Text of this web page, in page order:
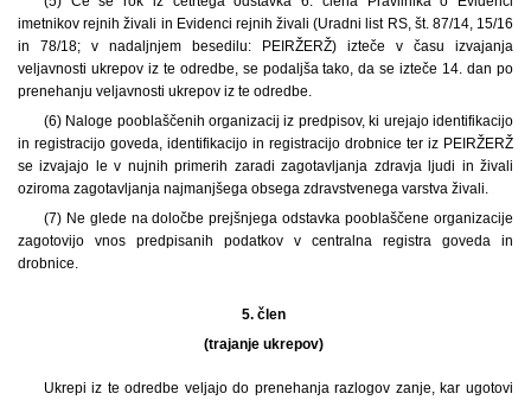
imetnikov rejnih živali in Evidenci rejnih živali (Uradni list RS, št. 87/14, 15/16
in 78/18; v nadaljnjem besedilu: PEIRŽERŽ) izteče v času izvajanja
veljavnosti ukrepov iz te odredbe, se podaljša tako, da se izteče 14. dan po
prenehanju veljavnosti ukrepov iz te odredbe.
(6) Naloge pooblaščenih organizacij iz predpisov, ki urejajo identifikacijo
in registracijo goveda, identifikacijo in registracijo drobnice ter iz PEIRŽERŽ
se izvajajo le v nujnih primerih zaradi zagotavljanja zdravja ljudi in živali
oziroma zagotavljanja najmanjšega obsega zdravstvenega varstva živali.
(7) Ne glede na določbe prejšnjega odstavka pooblaščene organizacije
zagotovijo vnos predpisanih podatkov v centralna registra goveda in
drobnice.
5. člen
(trajanje ukrepov)
Ukrepi iz te odredbe veljajo do prenehanja razlogov zanje, kar ugotovi